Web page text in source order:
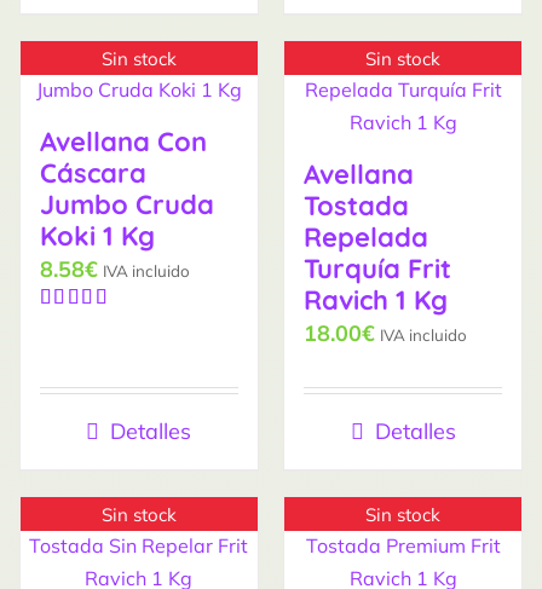
Sin stock
Avellana Con
Cáscara
Jumbo Cruda
Koki 1 Kg
8.58€ IVA incluido
Detalles
Sin stock
Avellana
Tostada
Repelada
Turquía Frit
Ravich 1 Kg
18.00€ IVA incluido
Detalles
Sin stock Sin stock